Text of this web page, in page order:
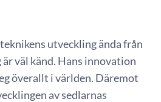
utveckling ända från
väl känd. Hans innovation
överallt i världen. Däremot
av sedlarnas